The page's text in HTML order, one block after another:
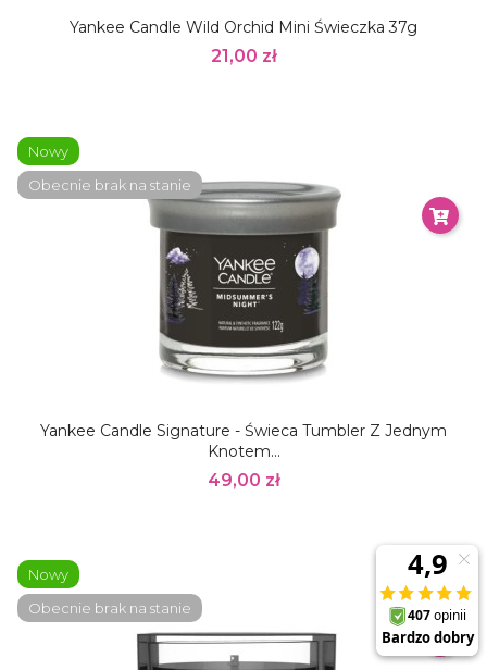
Yankee Candle Wild Orchid Mini Świeczka 37g
21,00 zł
Yankee Candle Signature - Świeca Tumbler Z Jednym
Knotem...
49,00 zł
Nowy
Obecnie brak na stanie
Nowy
Obecnie brak na stanie